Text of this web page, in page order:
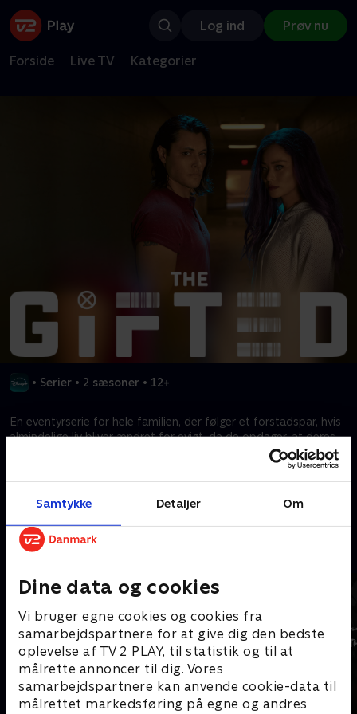
Samtykke Detaljer Om
Dine data og cookies
Vi bruger egne cookies og cookies fra
samarbejdspartnere for at give dig den bedste
oplevelse af TV 2 PLAY, til statistik og til at
målrette annoncer til dig. Vores
samarbejdspartnere kan anvende cookie-data til
målrettet markedsføring på egne og andres
Log ind Prøv nu
Forside Live TV Kategorier
• Serier • 2 sæsoner • 12+
En eventyrserie for hele familien, der følger et forstadspar, hvis
almindelige liv bliver ændret for evigt, da de opdager, at deres
Kræver tilkøb
Mere indhold fra Disney+